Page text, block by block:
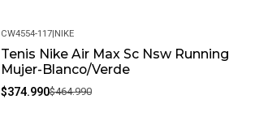
-19%
CW4554-117|NIKE
Tenis Nike Air Max Sc Nsw Running
Mujer-Blanco/Verde
$374.990$464.990